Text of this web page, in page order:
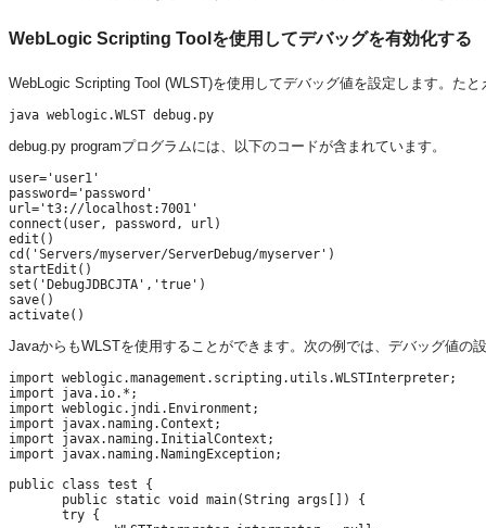
WebLogic Scripting Toolを使用してデバッグを有効化する
WebLogic Scripting Tool (WLST)を使用してデバッグ値を設定します。たと
debug.py programプログラムには、以下のコードが含まれています。
user='user1'
password='password'
url='t3://localhost:7001'
connect(user, password, url)
edit()
cd('Servers/myserver/ServerDebug/myserver')
startEdit()
set('DebugJDBCJTA','true')
save()
JavaからもWLSTを使用することができます。次の例では、デバッグ値の
import weblogic.management.scripting.utils.WLSTInterpreter;
import java.io.*;
import weblogic.jndi.Environment;
import javax.naming.Context;
import javax.naming.InitialContext;
import javax.naming.NamingException;
public class test {
       public static void main(String args[]) {
       try {